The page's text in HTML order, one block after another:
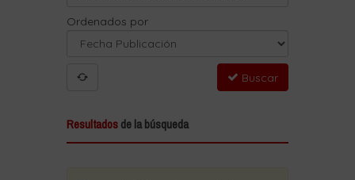
Ordenados por
Buscar
Resultadosde la búsqueda